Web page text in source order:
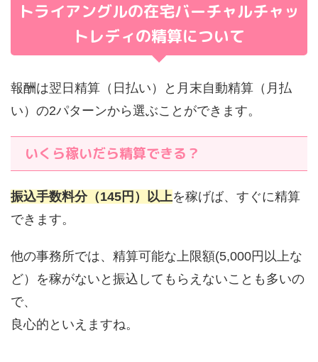
トライアングルの在宅バーチャルチャッ
トレディの精算について
報酬は翌日精算（日払い） と 月末自動精算（月払
い） の2パターンから選ぶことができます。
いくら稼いだら精算できる？
振込手数料分（145円）以上を稼げば、すぐに精算
できます。
他の事務所では、精算可能な上限額(5,000円以上な
ど）を稼がないと振込してもらえないことも多いの
で、
良心的といえますね。